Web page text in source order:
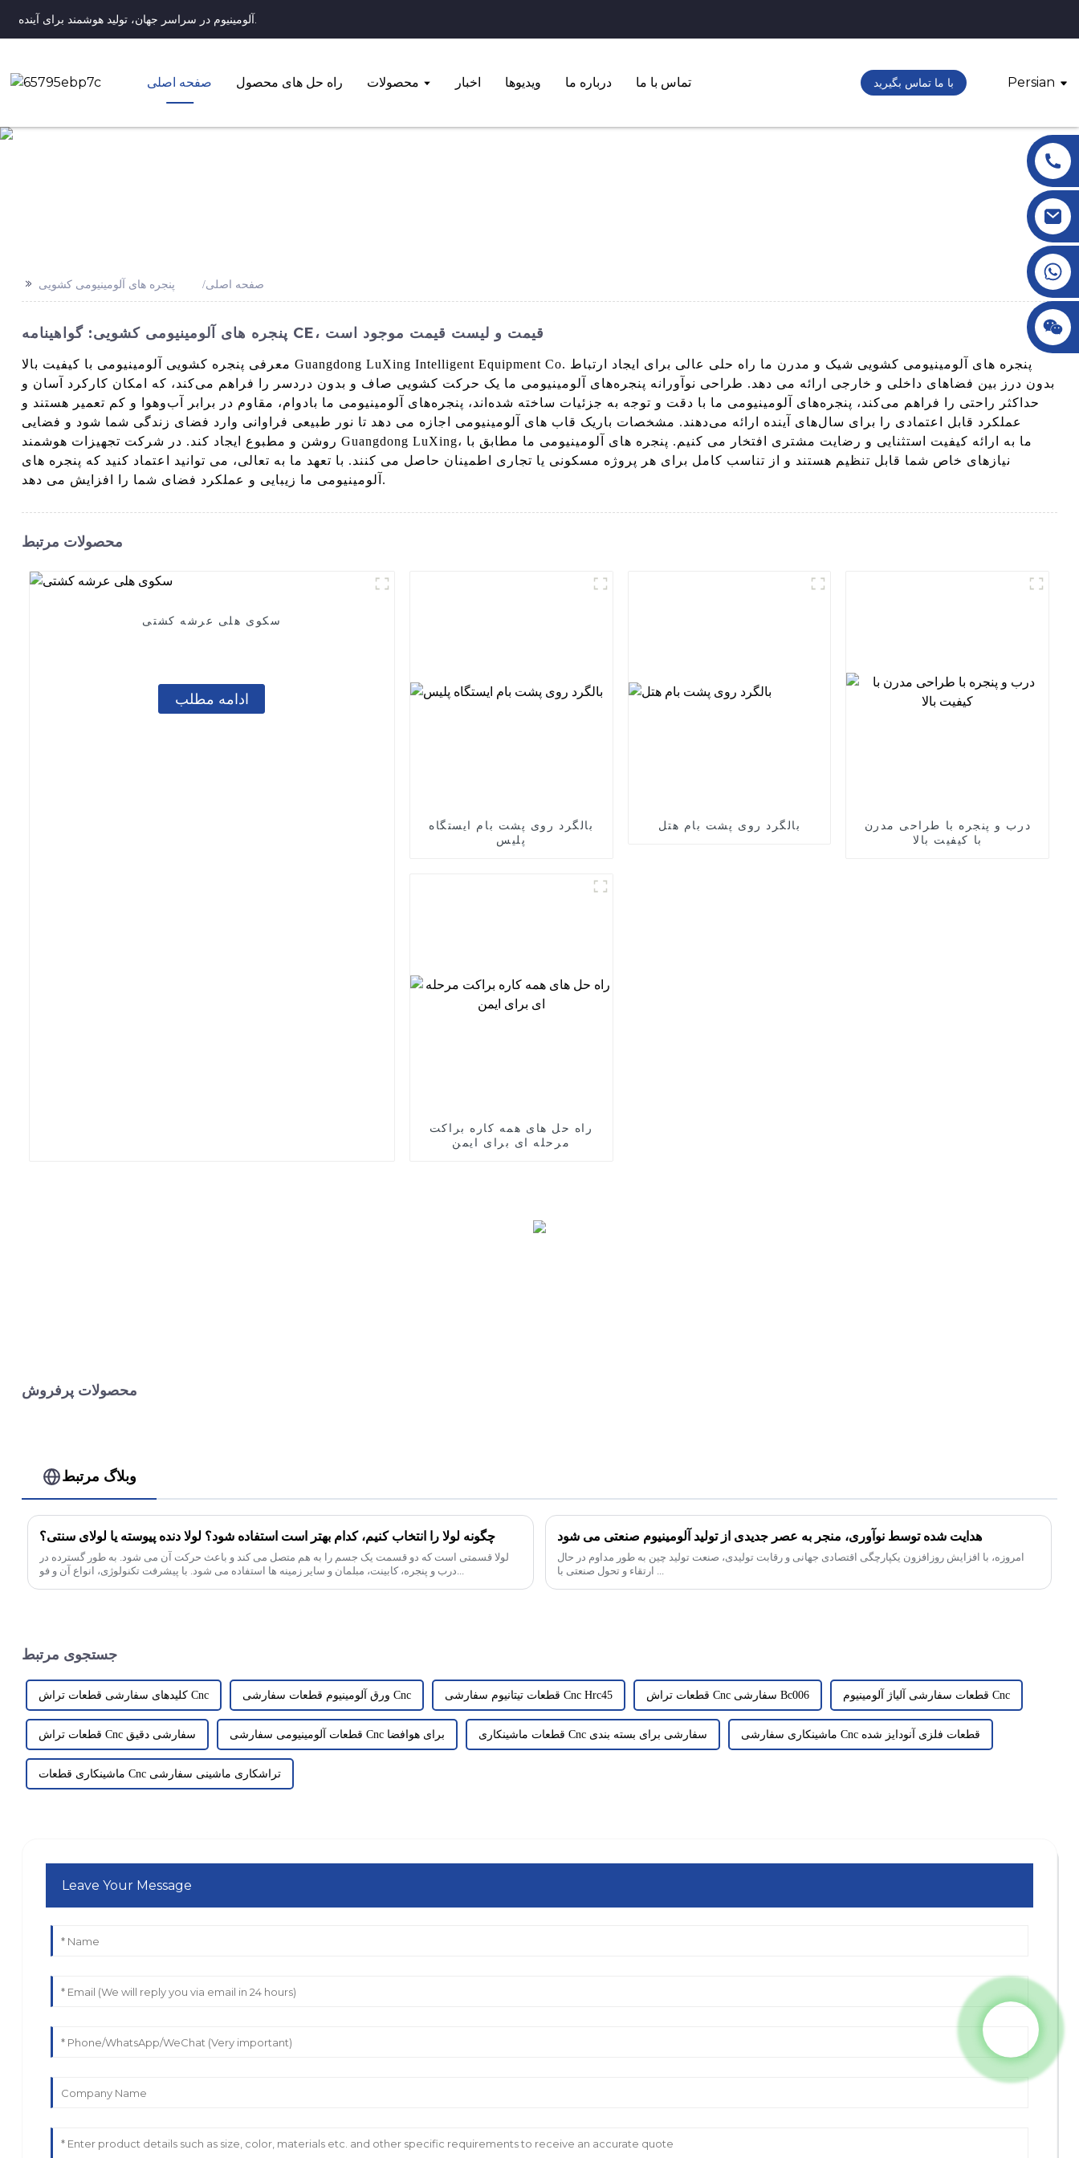
آلومینیوم در سراسر جهان، تولید هوشمند برای آینده.
صفحه اصلی راه حل های محصول محصولات اخبار ویدیوها درباره ما تماس با ما با ما تماس بگیرید Persian
>> صفحه اصلی پنجره های آلومینیومی کشویی
پنجره های آلومینیومی کشویی: گواهینامه CE، قیمت و لیست قیمت موجود است
معرفی پنجره کشویی آلومینیومی با کیفیت بالا Guangdong LuXing Intelligent Equipment Co. پنجره های آلومینیومی کشویی شیک و مدرن ما راه حلی عالی برای ایجاد ارتباط
بدون درز بین فضاهای داخلی و خارجی ارائه می دهد. طراحی نوآورانه پنجره‌های آلومینیومی ما یک حرکت کشویی صاف و بدون دردسر را فراهم می‌کند، که امکان کارکرد آسان و
حداکثر راحتی را فراهم می‌کند، پنجره‌های آلومینیومی ما با دقت و توجه به جزئیات ساخته شده‌اند، پنجره‌های آلومینیومی ما بادوام، مقاوم در برابر آب‌وهوا و کم تعمیر هستند و
عملکرد قابل اعتمادی را برای سال‌های آینده ارائه می‌دهند. مشخصات باریک قاب های آلومینیومی اجازه می دهد تا نور طبیعی فراوانی وارد فضای زندگی شما شود و فضایی
روشن و مطبوع ایجاد کند. در شرکت تجهیزات هوشمند Guangdong LuXing، ما به ارائه کیفیت استثنایی و رضایت مشتری افتخار می کنیم. پنجره های آلومینیومی ما مطابق با
نیازهای خاص شما قابل تنظیم هستند و از تناسب کامل برای هر پروژه مسکونی یا تجاری اطمینان حاصل می کنند. با تعهد ما به تعالی، می توانید اعتماد کنید که پنجره های
آلومینیومی ما زیبایی و عملکرد فضای شما را افزایش می دهد.
محصولات مرتبط
سکوی هلی عرشه کشتی
ادامه مطلب
بالگرد روی پشت بام ایستگاه
پلیس
بالگرد روی پشت بام هتل
درب و پنجره با طراحی مدرن
با کیفیت بالا
راه حل های همه کاره براکت
مرحله ای برای ایمن
محصولات پرفروش
وبلاگ مرتبط
چگونه لولا را انتخاب کنیم، کدام بهتر است استفاده شود؟ لولا دنده پیوسته یا لولای سنتی؟
لولا قسمتی است که دو قسمت یک جسم را به هم متصل می کند و باعث حرکت آن می شود. به طور گسترده در
هدایت شده توسط نوآوری، منجر به عصر جدیدی از تولید آلومینیوم صنعتی می شود
امروزه، با افزایش روزافزون یکپارچگی اقتصادی جهانی و رقابت تولیدی، صنعت تولید چین به طور مداوم در حال
جستجوی مرتبط
کلیدهای سفارشی قطعات تراش Cnc ورق آلومینیوم قطعات سفارشی Cnc قطعات تیتانیوم سفارشی Cnc Hrc45 قطعات تراش Cnc سفارشی Bc006 قطعات سفارشی آلیاژ آلومینیوم Cnc
قطعات تراش Cnc سفارشی دقیق قطعات آلومینیومی سفارشی Cnc برای هوافضا قطعات ماشینکاری Cnc سفارشی برای بسته بندی ماشینکاری سفارشی Cnc قطعات فلزی آنودایز شده
ماشینکاری قطعات Cnc تراشکاری ماشینی سفارشی
Leave Your Message